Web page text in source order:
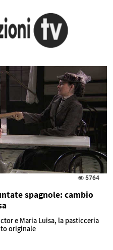
5764
spagnole: cambio
e Maria Luisa, la pasticceria
originale